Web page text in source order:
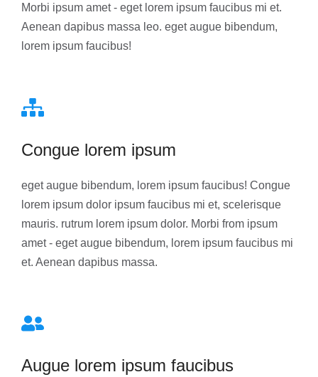
Morbi ipsum amet - eget lorem ipsum faucibus mi et.
Aenean dapibus massa leo. eget augue bibendum,
lorem ipsum faucibus!
Congue lorem ipsum
eget augue bibendum, lorem ipsum faucibus! Congue
lorem ipsum dolor ipsum faucibus mi et, scelerisque
mauris. rutrum lorem ipsum dolor. Morbi from ipsum
amet - eget augue bibendum, lorem ipsum faucibus mi
et. Aenean dapibus massa.
Augue lorem ipsum faucibus